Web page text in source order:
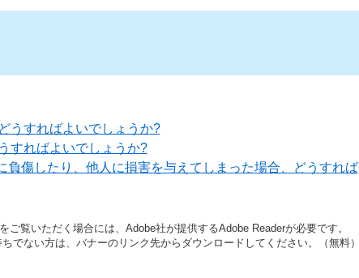
うすればよいでしょうか?
すればよいでしょうか?
負傷したり、他人に損害を与えてしまった場合、どうすれば
ご覧いただく場合には、Adobe社が提供するAdobe Readerが必要です。
でない方は、バナーのリンク先からダウンロードしてください。（無料）